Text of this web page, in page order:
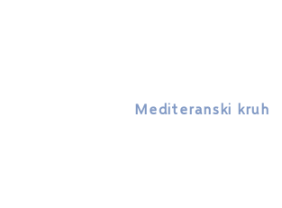
Mediteranski kruh